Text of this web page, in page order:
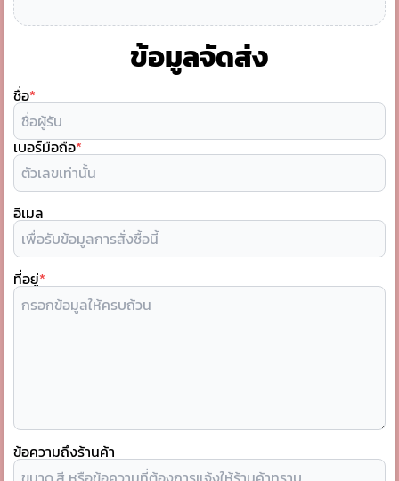
ข้อมูลจัดส่ง
ชื่อ*
เบอร์มือถือ*
อีเมล
ที่อยู่*
ข้อความถึงร้านค้า